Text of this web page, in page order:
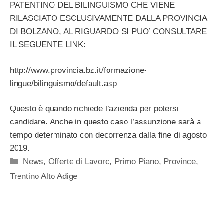
PATENTINO DEL BILINGUISMO CHE VIENE
RILASCIATO ESCLUSIVAMENTE DALLA PROVINCIA
DI BOLZANO, AL RIGUARDO SI PUO’ CONSULTARE
IL SEGUENTE LINK:
http://www.provincia.bz.it/formazione-
lingue/bilinguismo/default.asp
Questo è quando richiede l’azienda per potersi
candidare. Anche in questo caso l’assunzione sarà a
tempo determinato con decorrenza dalla fine di agosto
2019.
Categorie
News,Offerte di Lavoro, Primo Piano, Province,
Trentino Alto Adige